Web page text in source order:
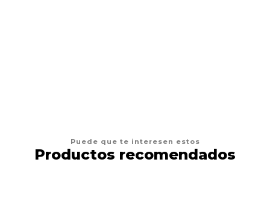
Puede que te interesen estos
Productos recomendados